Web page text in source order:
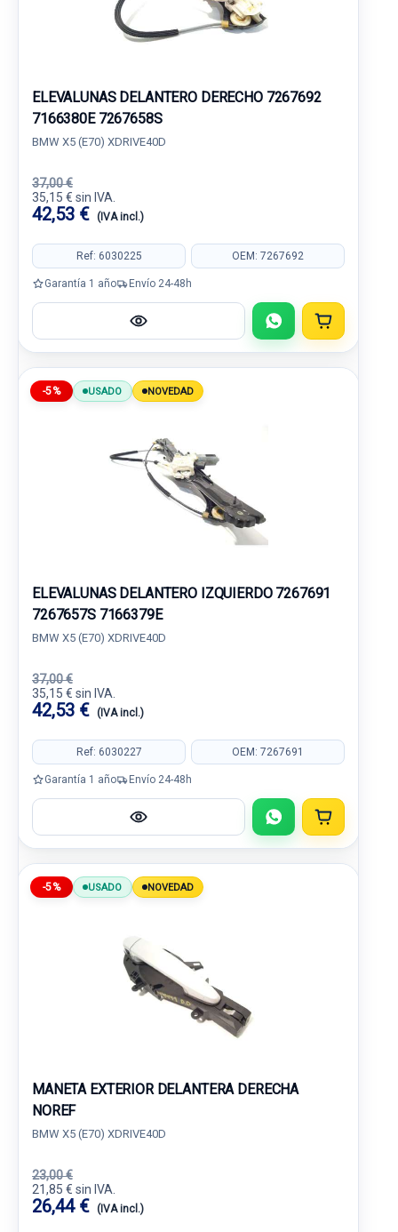
ELEVALUNAS DELANTERO DERECHO 7267692
7166380E 7267658S
BMW X5 (E70) XDRIVE40D
37,00 €
35,15 € sin IVA.
42,53 € (IVA incl.)
Ref: 6030225 OEM: 7267692
Garantía 1 año Envío 24-48h
-5% USADO NOVEDAD
ELEVALUNAS DELANTERO IZQUIERDO 7267691
7267657S 7166379E
BMW X5 (E70) XDRIVE40D
37,00 €
35,15 € sin IVA.
42,53 € (IVA incl.)
Ref: 6030227 OEM: 7267691
Garantía 1 año Envío 24-48h
-5% USADO NOVEDAD
MANETA EXTERIOR DELANTERA DERECHA
NOREF
BMW X5 (E70) XDRIVE40D
23,00 €
21,85 € sin IVA.
26,44 € (IVA incl.)